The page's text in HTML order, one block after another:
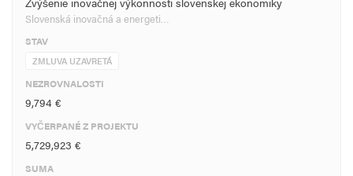
Slovenská inovačná a energeti…
STAV
ZMLUVA UZAVRETÁ
NEZROVNALOSTI
9,794 €
VYČERPANÉ Z PROJEKTU
5,729,923 €
SUMA